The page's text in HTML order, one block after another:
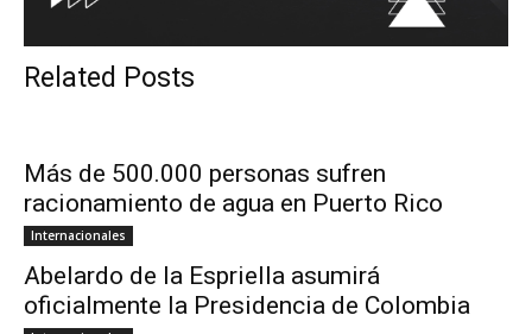
Related Posts
Más de 500.000 personas sufren
racionamiento de agua en Puerto Rico
Internacionales
Abelardo de la Espriella asumirá
oficialmente la Presidencia de Colombia